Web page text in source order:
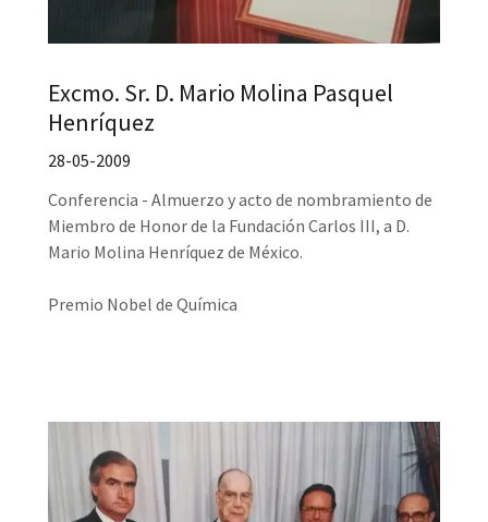
Excmo. Sr. D. Mario Molina Pasquel
Henríquez
28-05-2009
Conferencia - Almuerzo y acto de nombramiento de
Miembro de Honor de la Fundación Carlos III, a D.
Mario Molina Henríquez de México.
Premio Nobel de Química